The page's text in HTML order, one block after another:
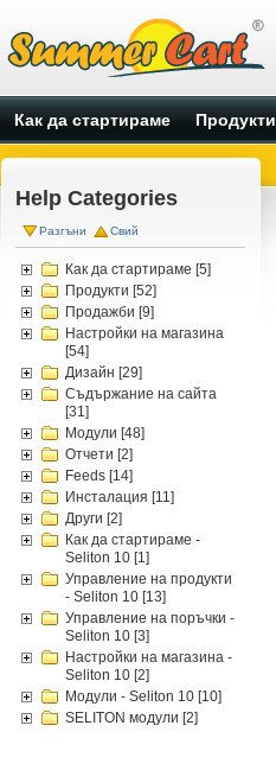
Как да стартираме Продукти
Help Categories
Разгъни Свий
Как да стартираме [5]
Продукти [52]
Продажби [9]
Настройки на магазина
[54]
Дизайн [29]
Съдържание на сайта
[31]
Модули [48]
Отчети [2]
Feeds [14]
Инсталация [11]
Други [2]
Как да стартираме -
Seliton 10 [1]
Управление на продукти
- Seliton 10 [13]
Управление на поръчки -
Seliton 10 [3]
Настройки на магазина -
Seliton 10 [2]
Модули - Seliton 10 [10]
SELITON модули [2]